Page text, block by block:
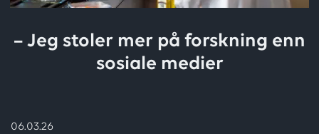
– Jeg stoler mer på forskning enn
sosiale medier
06.03.26